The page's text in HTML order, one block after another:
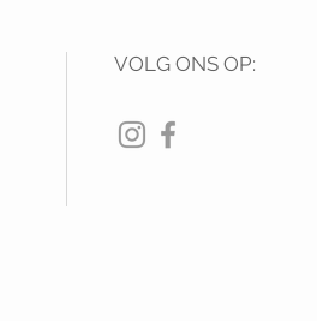
VOLG ONS OP: